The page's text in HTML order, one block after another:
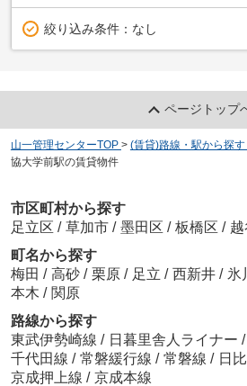
絞り込み条件： なし
ページトップ
山一管理センターTOP > (賃貸)路線・駅から探す
協大学前駅の賃貸物件
市区町村から探す
足立区 / 草加市 / 墨田区 / 板橋区 /
町名から探す
梅田 / 高砂 / 栗原 / 足立 / 西新井 / 氷
本木 / 関原
路線から探す
東武伊勢崎線 / 日暮里舎人ライナー /
千代田線 / 常磐緩行線 / 常磐線 / 日
京成押上線 / 京成本線